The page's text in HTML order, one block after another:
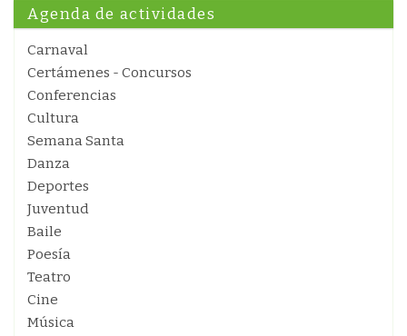
Agenda de actividades
Carnaval
Certámenes - Concursos
Conferencias
Cultura
Semana Santa
Danza
Deportes
Juventud
Baile
Poesía
Teatro
Cine
Música